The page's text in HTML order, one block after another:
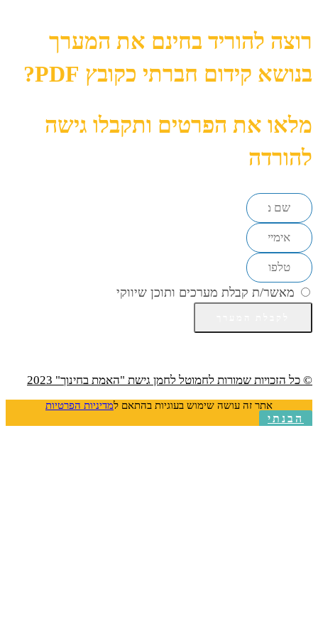
רוצה להוריד בחינם את המערך
בנושא קידום חברתי כקובץ PDF?
מלאו את הפרטים ותקבלו גישה
להורדה
מאשר/ת קבלת מערכים ותוכן שיווקי
© כל הזכויות שמורות לחמוטל לחמן גישת "האמת בחינוך" 2023
אתר זה עושה שימוש בעוגיות בהתאם למדיניות הפרטיות
הבנתי